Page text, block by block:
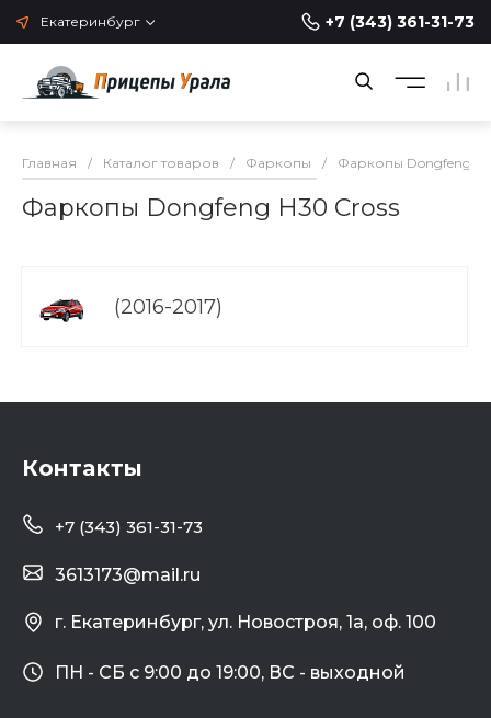
Екатеринбург +7 (343) 361-31-73
Главная / Каталог товаров / Фаркопы / Фаркопы Dongfeng
Фаркопы Dongfeng H30 Cross
(2016-2017)
Контакты
+7 (343) 361-31-73
г. Екатеринбург, ул. Новостроя, 1а, оф. 100
3613173@mail.ru
ПН - СБ с 9:00 до 19:00, ВС - выходной